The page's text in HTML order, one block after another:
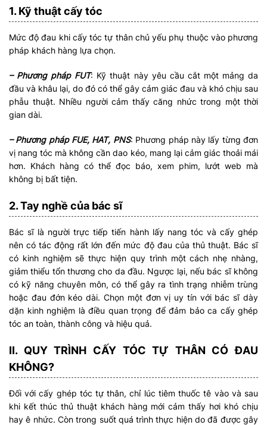
1. Kỹ thuật cấy tóc
Mức độ đau khi cấy tóc tự thân chủ yếu phụ thuộc vào phương
pháp khách hàng lựa chọn.
– Phương pháp FUT: Kỹ thuật này yêu cầu cắt một mảng da
đầu và khâu lại, do đó có thể gây cảm giác đau và khó chịu sau
phẫu thuật. Nhiều người cảm thấy căng nhức trong một thời
gian dài.
– Phương pháp FUE, HAT, PNS: Phương pháp này lấy từng đơn
vị nang tóc mà không cần dao kéo, mang lại cảm giác thoải mái
hơn. Khách hàng có thể đọc báo, xem phim, lướt web mà
không bị bất tiện.
2. Tay nghề của bác sĩ
Bác sĩ là người trực tiếp tiến hành lấy nang tóc và cấy ghép
nên có tác động rất lớn đến mức độ đau của thủ thuật. Bác sĩ
có kinh nghiệm sẽ thực hiện quy trình một cách nhẹ nhàng,
giảm thiểu tổn thương cho da đầu. Ngược lại, nếu bác sĩ không
có kỹ năng chuyên môn, có thể gây ra tình trạng nhiễm trùng
hoặc đau đớn kéo dài. Chọn một đơn vị uy tín với bác sĩ dày
dặn kinh nghiệm là điều quan trọng để đảm bảo ca cấy ghép
tóc an toàn, thành công và hiệu quả.
II. QUY TRÌNH CẤY TÓC TỰ THÂN CÓ ĐAU
KHÔNG?
Đối với cấy ghép tóc tự thân, chỉ lúc tiêm thuốc tê vào và sau
khi kết thúc thủ thuật khách hàng mới cảm thấy hơi khó chịu
hay ê nhức. Còn trong suốt quá trình thực hiện do đã được gây